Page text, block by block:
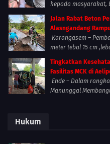
kepada masyarakat,
Jalan Rabat Beton
Alasngandang
Karangasem –
meter tebal 15 cm
Tingkatkan
Fasilitas MCK di
Ende – Dalam
Manunggal
Hukum